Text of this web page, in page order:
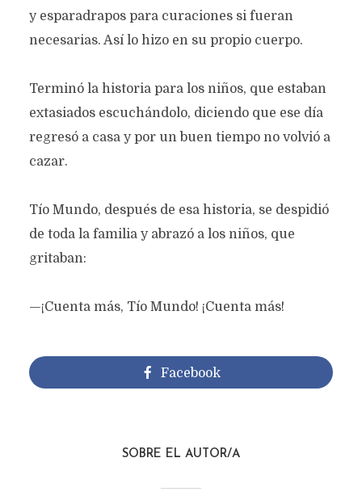
y esparadrapos para curaciones si fueran
necesarias. Así lo hizo en su propio cuerpo.
Terminó la historia para los niños, que estaban
extasiados escuchándolo, diciendo que ese día
regresó a casa y por un buen tiempo no volvió a
cazar.
Tío Mundo, después de esa historia, se despidió
de toda la familia y abrazó a los niños, que
gritaban:
—¡Cuenta más, Tío Mundo! ¡Cuenta más!
Facebook
SOBRE EL AUTOR/A